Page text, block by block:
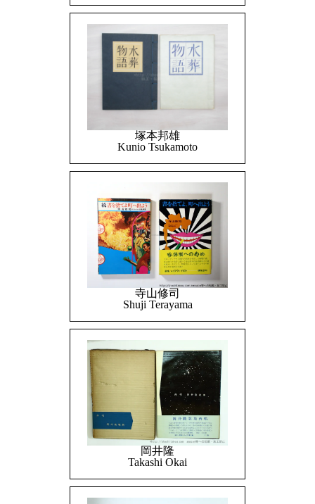
塚本邦雄
Kunio Tsukamoto
寺山修司
Shuji Terayama
岡井隆
Takashi Okai